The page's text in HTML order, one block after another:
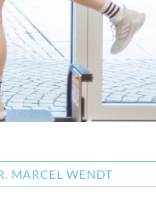
MARCEL WENDT